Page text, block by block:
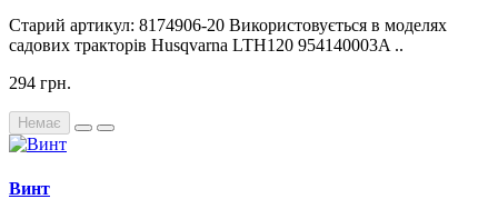
Старий артикул: 8174906-20 Використовується в моделях
садових тракторів Husqvarna LTH120 954140003A ..
294 грн.
Немає
Винт